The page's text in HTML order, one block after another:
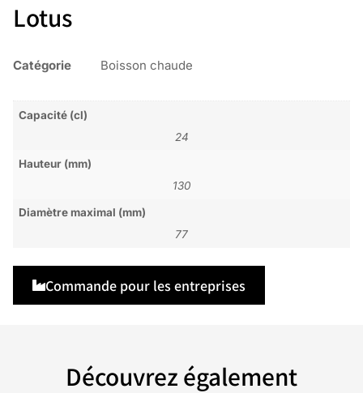
Lotus
Catégorie Boisson chaude
Capacité (cl)
24
Hauteur (mm)
130
Diamètre maximal (mm)
77
Commande pour les entreprises
Découvrez également